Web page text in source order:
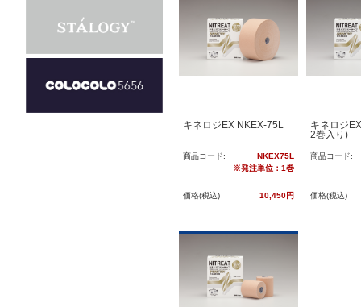
キネロジEX NKEX-75L
商品コード:
NKEX75L
※発注単位：1巻
価格(税込) 10,450円
キネロジ
2巻入り)
商品コード:
価格(税込)